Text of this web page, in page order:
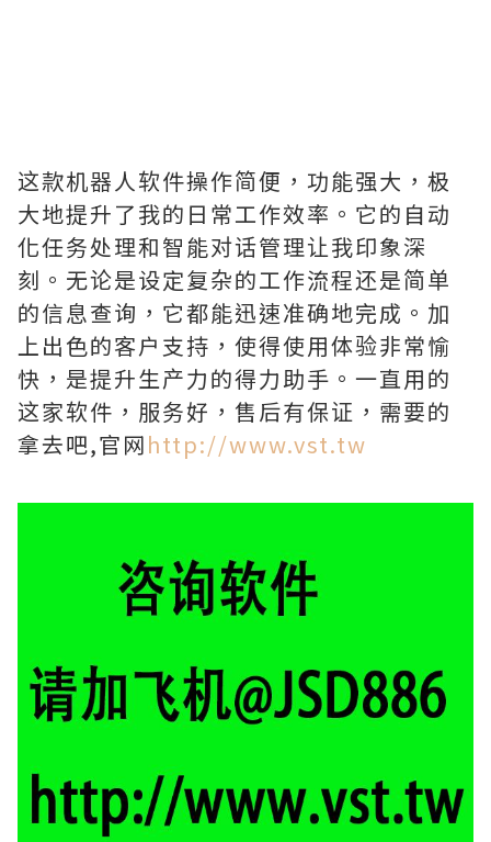
这款机器人软件操作简便，功能强大，极
大地提升了我的日常工作效率。它的自动
化任务处理和智能对话管理让我印象深
刻。无论是设定复杂的工作流程还是简单
的信息查询，它都能迅速准确地完成。加
上出色的客户支持，使得使用体验非常愉
快，是提升生产力的得力助手。一直用的
这家软件，服务好，售后有保证，需要的
拿去吧,官网http://www.vst.tw